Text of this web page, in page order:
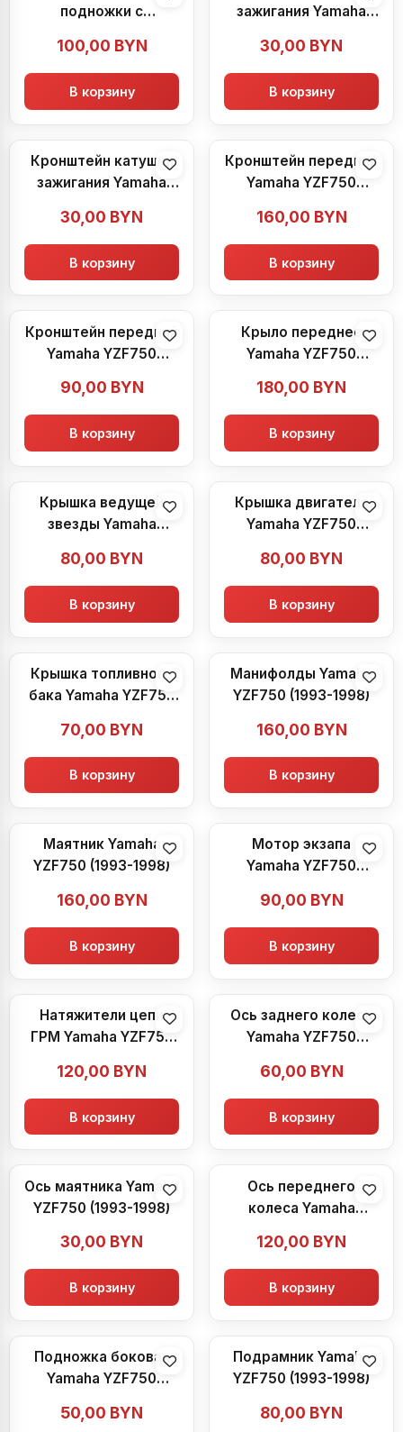
подножки с
датчиком тормоза
Yamaha YZF750
(1993-1998)
100,00 BYN
В корзину
зажигания Yamaha
30,00 BYN
В корзину
Кронштейн катушки
зажигания Yamaha
30,00 BYN
В корзину
Кронштейн передний
Yamaha YZF750
160,00 BYN
В корзину
Кронштейн передний
Yamaha YZF750
90,00 BYN
В корзину
Крыло переднее
Yamaha YZF750
180,00 BYN
В корзину
Крышка ведущей
звезды Yamaha
80,00 BYN
В корзину
Крышка двигателя
Yamaha YZF750
80,00 BYN
В корзину
Крышка топливного
бака Yamaha YZF750
70,00 BYN
В корзину
Манифолды Yamaha
YZF750 (1993-1998)
160,00 BYN
В корзину
Маятник Yamaha
YZF750 (1993-1998)
160,00 BYN
В корзину
Мотор экзапа
Yamaha YZF750
90,00 BYN
В корзину
Натяжители цепи
ГРМ Yamaha YZF750
120,00 BYN
В корзину
Ось заднего колеса
Yamaha YZF750
60,00 BYN
В корзину
Ось маятника Yamaha
YZF750 (1993-1998)
30,00 BYN
В корзину
Ось переднего
колеса Yamaha
120,00 BYN
В корзину
Подножка боковая
Yamaha YZF750
50,00 BYN
Подрамник Yamaha
YZF750 (1993-1998)
80,00 BYN